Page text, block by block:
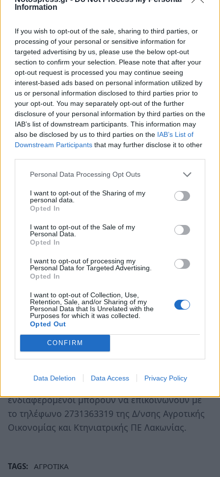
Information
If you wish to opt-out of the sale, sharing to third parties, or
processing of your personal or sensitive information for
targeted advertising by us, please use the below opt-out
section to confirm your selection. Please note that after your
opt-out request is processed you may continue seeing
interest-based ads based on personal information utilized by
us or personal information disclosed to third parties prior to
your opt-out. You may separately opt-out of the further
disclosure of your personal information by third parties on the
IAB’s list of downstream participants. This information may
also be disclosed by us to third parties on the IAB’s List of
Downstream Participants that may further disclose it to other
Personal Data Processing Opt Outs
I want to opt-out of the Sharing of my
personal data.
Opted In
I want to opt-out of the Sale of my
Personal Data.
Opted In
I want to opt-out of processing my
Personal Data for Targeted Advertising.
Opted In
I want to opt-out of Collection, Use,
Retention, Sale, and/or Sharing of my
Personal Data that Is Unrelated with the
Purposes for which it was collected.
Opted Out
CONFIRM
Data Deletion Data Access Privacy Policy
των ιδιόκτητων αγροτεμαχίων/ζωικού
κεφαλαίου της οικογένειας θεωρείται ότι
κατέχεται από τον υποψήφιο κατά την υποβολή
της αίτησης στήριξης στο υπομέτρο 6.3.
Το ποσό στήριξης δεν συνδέεται με την
υλοποίηση δαπανών, είναι ίσο με 14.000 ευρώ
για κάθε δικαιούχο και θα χορηγηθεί σε δύο
δόσεις.
Οι ενδιαφερόμενοι αφού λάβουν γνώση της
αναλυτικής Πρόσκλησης και εφόσον πληρούν
τις προϋποθέσεις και επιθυμούν να ενταχθούν
στο υπομέτρο 6.3 πρέπει να υποβάλουν αίτηση
Πρόσκληση του υπομέτρου, οι ενδιαφερόμενοι
μπορούν να προμηθευτούν από τους
δικτυακούς τόπους του Υπουργείου Αγροτικής
Ανάπτυξης και Τροφίμων www.minagric.gr, και
ιστοσελίδες των Περιφερειών.
Ως περίοδος υποβολής αιτήσεων στήριξης
ορίζεται η περίοδος από 4 Μαρτίου 2019 έως 15
Μαΐου 2019 και ως περίοδος έγκρισης αυτών η
ενδιαφερόμενοι μπορούν να επικοινωνούν με
το τηλέφωνο 2731363319 της Δ/νσης Αγροτικής
Οικονομίας και Κτηνιατρικής ΠΕ Λακωνίας.
TAGS: ΑΓΡΟΤΙΚΑ